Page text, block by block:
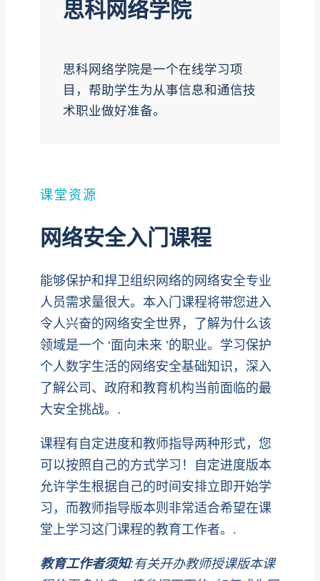
思科网络学院
思科网络学院是一个在线学习项
目，帮助学生为从事信息和通信技
术职业做好准备。
课堂资源
网络安全入门课程
能够保护和捍卫组织网络的网络安全专业
人员需求量很大。本入门课程将带您进入
令人兴奋的网络安全世界，了解为什么该
领域是一个 ‘面向未来 ’的职业。学习保护
个人数字生活的网络安全基础知识，深入
了解公司、政府和教育机构当前面临的最
大安全挑战。.
课程有自定进度和教师指导两种形式，您
可以按照自己的方式学习！自定进度版本
允许学生根据自己的时间安排立即开始学
习，而教师指导版本则非常适合希望在课
堂上学习这门课程的教育工作者。.
教育工作者须知:有关开办教师授课版本课